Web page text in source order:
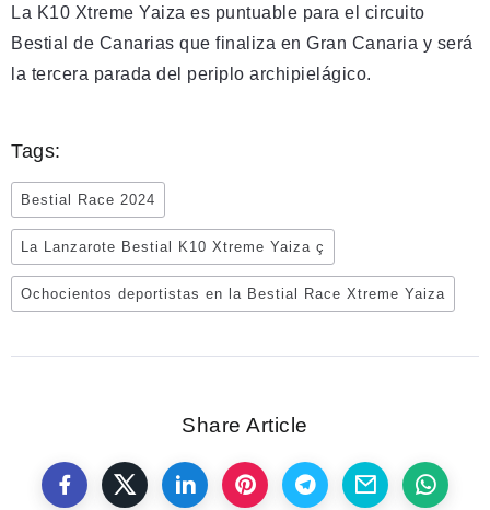
La K10 Xtreme Yaiza es puntuable para el circuito
Bestial de Canarias que finaliza en Gran Canaria y será
la tercera parada del periplo archipielágico.
Tags:
Bestial Race 2024
La Lanzarote Bestial K10 Xtreme Yaiza ç
Ochocientos deportistas en la Bestial Race Xtreme Yaiza
Share Article